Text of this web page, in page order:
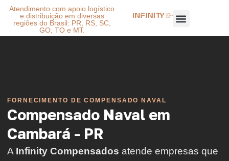
Atendimento com apoio logístico
e distribuição em diversas
regiões do Brasil: PR, RS, SC,
GO, TO e MT.
FORNECIMENTO DE COMPENSADO NAVAL
Compensado Naval em
Cambará - PR
A Infinity Compensados atende empresas que